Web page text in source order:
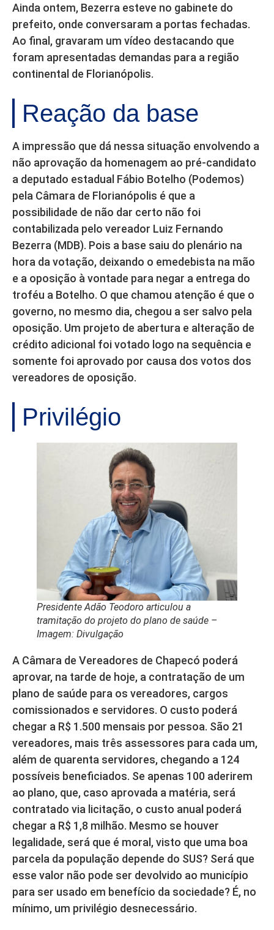
Ainda ontem, Bezerra esteve no gabinete do
prefeito, onde conversaram a portas fechadas.
Ao final, gravaram um vídeo destacando que
foram apresentadas demandas para a região
continental de Florianópolis.
Reação da base
A impressão que dá nessa situação envolvendo a
não aprovação da homenagem ao pré-candidato
a deputado estadual Fábio Botelho (Podemos)
pela Câmara de Florianópolis é que a
possibilidade de não dar certo não foi
contabilizada pelo vereador Luiz Fernando
Bezerra (MDB). Pois a base saiu do plenário na
hora da votação, deixando o emedebista na mão
e a oposição à vontade para negar a entrega do
troféu a Botelho. O que chamou atenção é que o
governo, no mesmo dia, chegou a ser salvo pela
oposição. Um projeto de abertura e alteração de
crédito adicional foi votado logo na sequência e
somente foi aprovado por causa dos votos dos
vereadores de oposição.
Privilégio
Presidente Adão Teodoro articulou a
tramitação do projeto do plano de saúde –
Imagem: Divulgação
A Câmara de Vereadores de Chapecó poderá
aprovar, na tarde de hoje, a contratação de um
plano de saúde para os vereadores, cargos
comissionados e servidores. O custo poderá
chegar a R$ 1.500 mensais por pessoa. São 21
vereadores, mais três assessores para cada um,
além de quarenta servidores, chegando a 124
possíveis beneficiados. Se apenas 100 aderirem
ao plano, que, caso aprovada a matéria, será
contratado via licitação, o custo anual poderá
chegar a R$ 1,8 milhão. Mesmo se houver
legalidade, será que é moral, visto que uma boa
parcela da população depende do SUS? Será que
esse valor não pode ser devolvido ao município
para ser usado em benefício da sociedade? É, no
mínimo, um privilégio desnecessário.